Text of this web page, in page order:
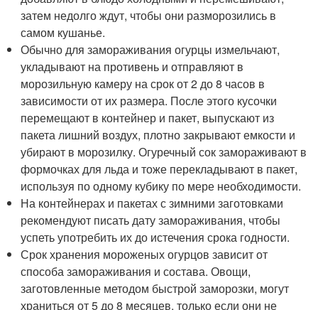
затем недолго ждут, чтобы они разморозились в
самом кушанье.
Обычно для замораживания огурцы измельчают,
укладывают на противень и отправляют в
морозильную камеру на срок от 2 до 8 часов в
зависимости от их размера. После этого кусочки
перемещают в контейнер и пакет, выпускают из
пакета лишний воздух, плотно закрывают емкости и
убирают в морозилку. Огуречный сок замораживают в
формочках для льда и тоже перекладывают в пакет,
используя по одному кубику по мере необходимости.
На контейнерах и пакетах с зимними заготовками
рекомендуют писать дату замораживания, чтобы
успеть употребить их до истечения срока годности.
Срок хранения мороженых огурцов зависит от
способа замораживания и состава. Овощи,
заготовленные методом быстрой заморозки, могут
храниться от 5 до 8 месяцев, только если они не